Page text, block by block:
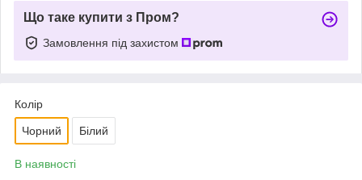
Що таке купити з Пром?
Замовлення під захистом
Колір
Чорний Білий
В наявності